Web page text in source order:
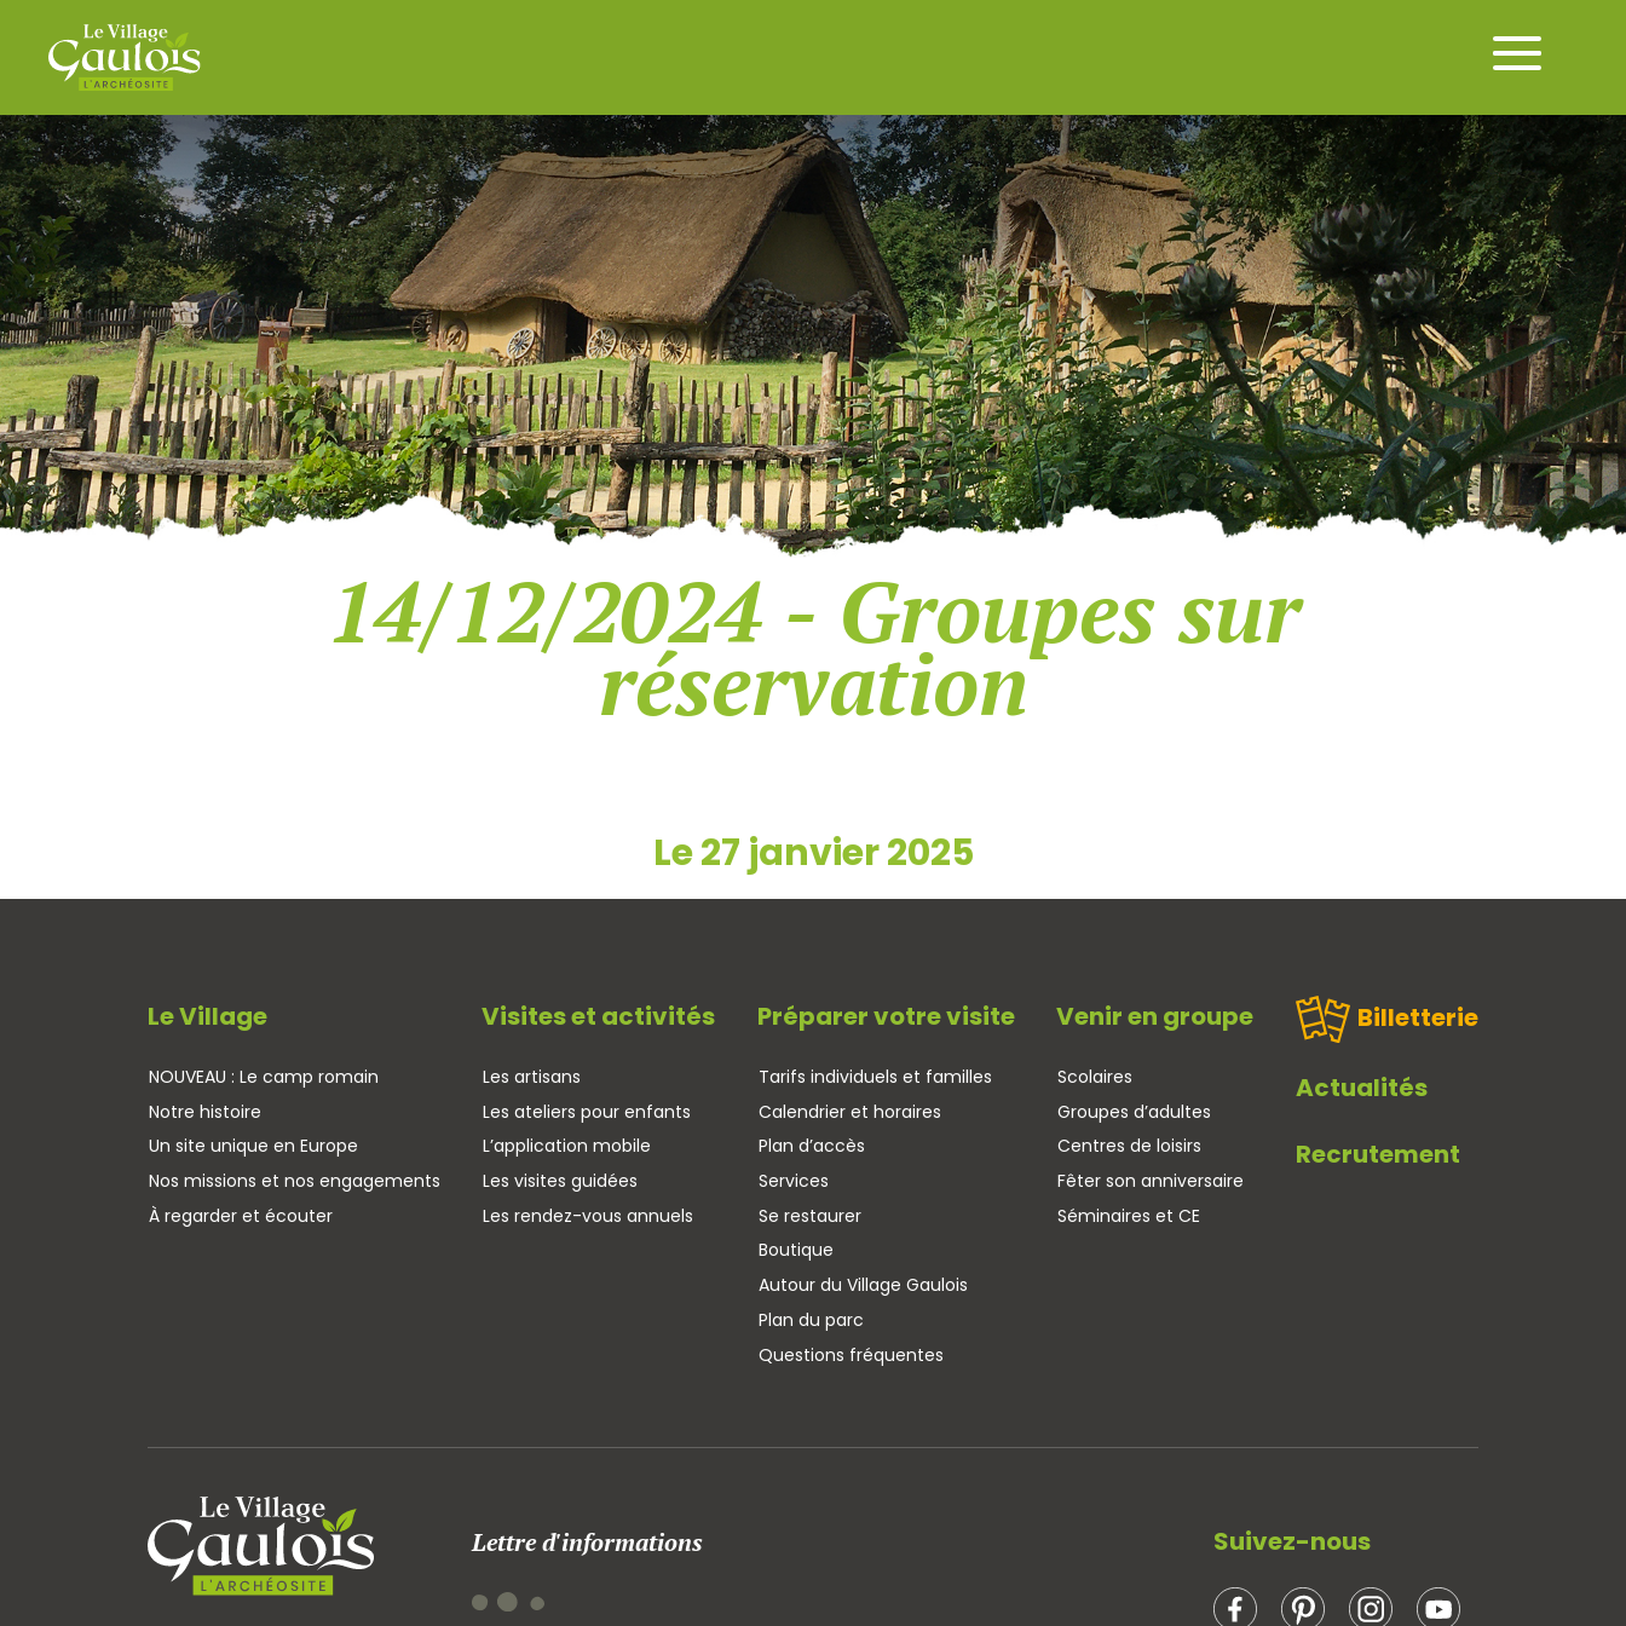
14/12/2024 - Groupes sur
réservation
Le 27 janvier 2025
Le Village
NOUVEAU : Le camp romain
Notre histoire
Un site unique en Europe
Nos missions et nos engagements
À regarder et écouter
Visites et activités
Les artisans
Les ateliers pour enfants
L’application mobile
Les visites guidées
Les rendez-vous annuels
Préparer votre visite
Tarifs individuels et familles
Calendrier et horaires
Plan d’accès
Services
Se restaurer
Boutique
Autour du Village Gaulois
Plan du parc
Questions fréquentes
Venir en groupe
Scolaires
Groupes d’adultes
Centres de loisirs
Fêter son anniversaire
Séminaires et CE
Billetterie
Actualités
Recrutement
Lettre d'informations Suivez-nous